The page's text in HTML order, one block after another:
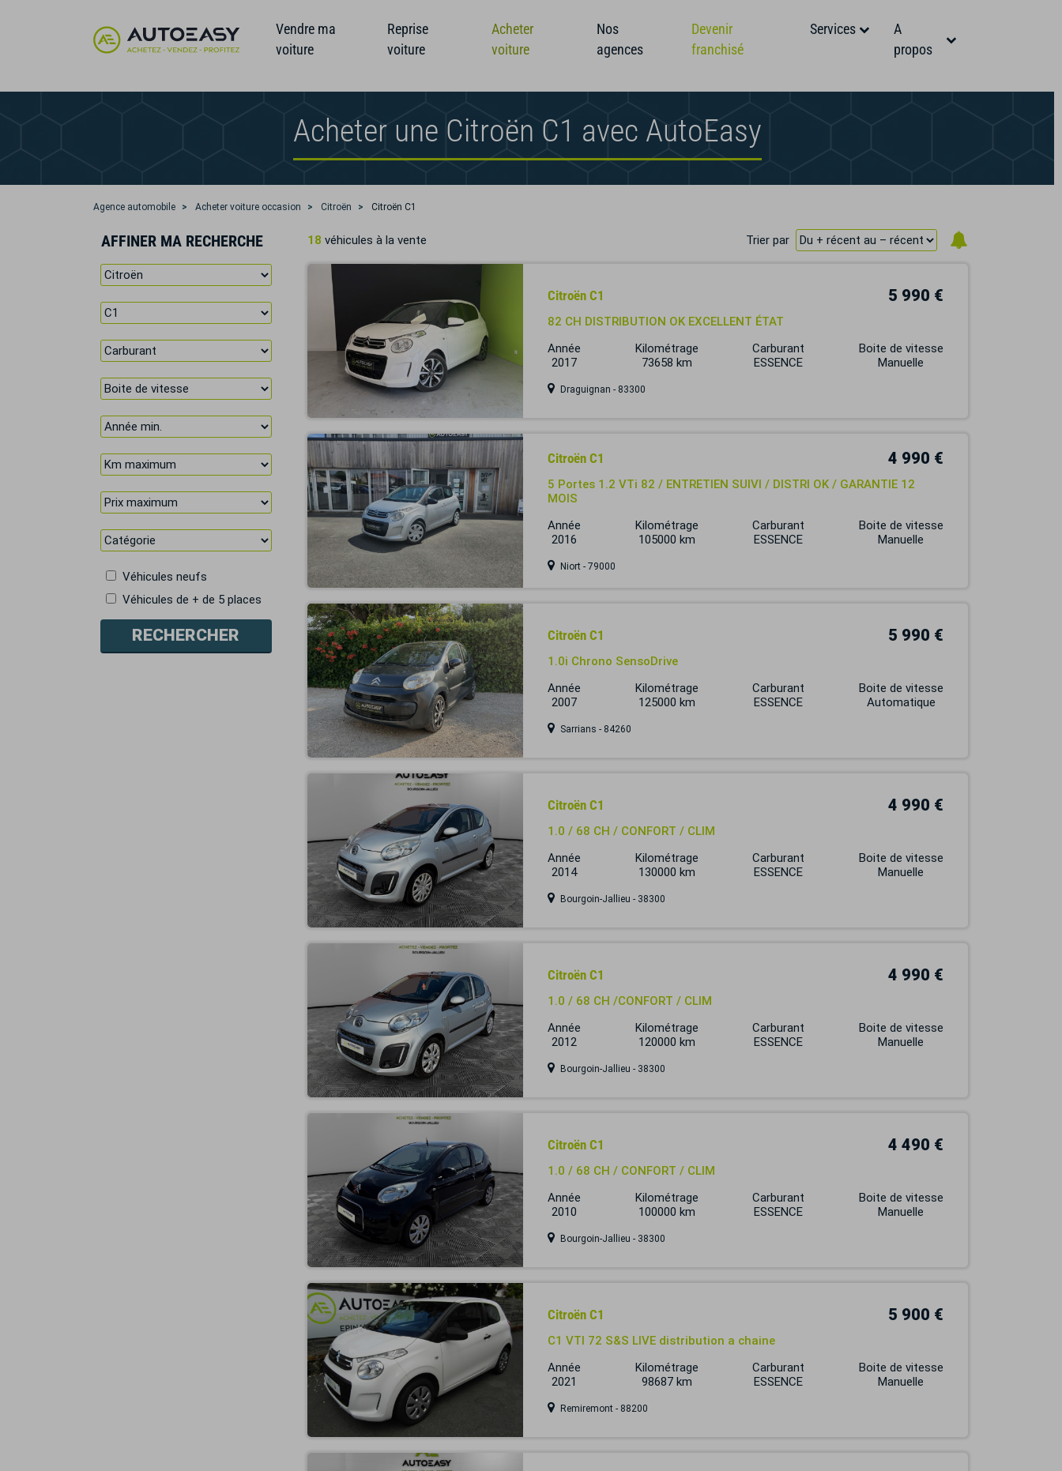
Vendre ma
voiture
Reprise
voiture
Acheter
voiture
Nos
agences
Devenir
franchisé
Services
A
propos
Acheter une Citroën C1 avec AutoEasy
Agence automobile Acheter voiture occasion Citroën Citroën C1
AFFINER MA RECHERCHE
Véhicules neufs
Véhicules de + de 5 places
18 véhicules à la vente Trier par
Citroën C1 5 990 €
82 CH DISTRIBUTION OK EXCELLENT ÉTAT
Année
2017
Kilométrage
73658 km
Carburant
ESSENCE
Boite de vitesse
Manuelle
Draguignan - 83300
Citroën C1 4 990 €
5 Portes 1.2 VTi 82 / ENTRETIEN SUIVI / DISTRI OK / GARANTIE 12
MOIS
Année
2016
Kilométrage
105000 km
Carburant
ESSENCE
Boite de vitesse
Manuelle
Niort - 79000
Citroën C1 5 990 €
1.0i Chrono SensoDrive
Année
2007
Kilométrage
125000 km
Carburant
ESSENCE
Boite de vitesse
Automatique
Sarrians - 84260
Citroën C1 4 990 €
1.0 / 68 CH / CONFORT / CLIM
Année
2014
Kilométrage
130000 km
Carburant
ESSENCE
Boite de vitesse
Manuelle
Bourgoin-Jallieu - 38300
Citroën C1 4 990 €
1.0 / 68 CH /CONFORT / CLIM
Année
2012
Kilométrage
120000 km
Carburant
ESSENCE
Boite de vitesse
Manuelle
Bourgoin-Jallieu - 38300
Citroën C1 4 490 €
1.0 / 68 CH / CONFORT / CLIM
Année
2010
Kilométrage
100000 km
Carburant
ESSENCE
Boite de vitesse
Manuelle
Bourgoin-Jallieu - 38300
Citroën C1 5 900 €
C1 VTI 72 S&S LIVE distribution a chaine
Année
2021
Kilométrage
98687 km
Carburant
ESSENCE
Boite de vitesse
Manuelle
Remiremont - 88200